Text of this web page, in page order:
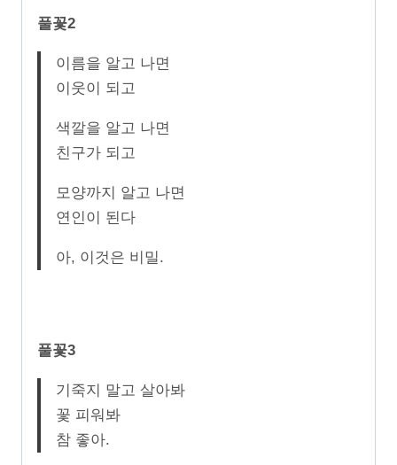
풀꽃2
이름을 알고 나면
이웃이 되고
색깔을 알고 나면
친구가 되고
모양까지 알고 나면
연인이 된다
아, 이것은 비밀.
풀꽃3
기죽지 말고 살아봐
꽃 피워봐
참 좋아.